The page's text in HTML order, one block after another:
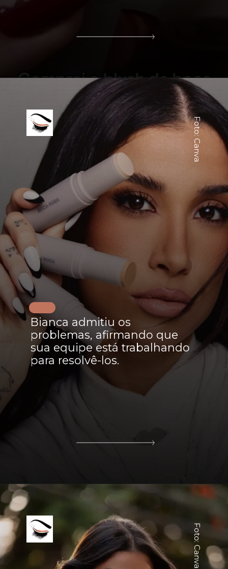
Bianca admitiu os
problemas, afirmando que
sua equipe está trabalhando
para resolvê-los.
Foto: Canva
Foto: Canva